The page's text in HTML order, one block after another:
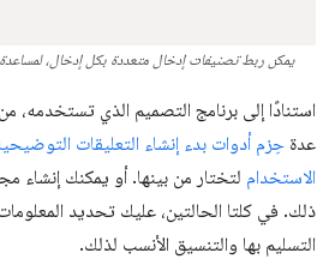
يمكن ربط تصنيفات إدخال متعددة بكل إدخال،
استنادًا إلى برنامج التصميم الذي تستخدمه،
عدة حِزم أدوات بدء إنشاء التعليقات
الاستخدام لتختار من بينها. أو يمكنك إنشاء
ذلك. في كلتا الحالتين، عليك تحديد
التسليم بها والتنسيق الأنسب لذلك.